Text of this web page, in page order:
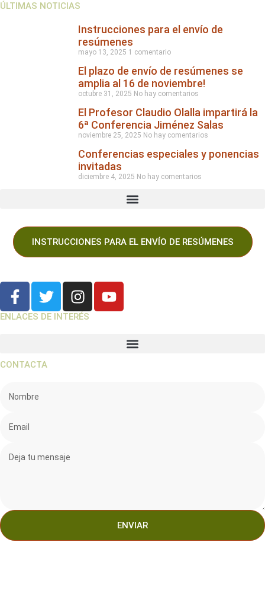
ÚLTIMAS NOTICIAS
Instrucciones para el envío de
resúmenes
mayo 13, 2025 1 comentario
El plazo de envío de resúmenes se
amplia al 16 de noviembre!
octubre 31, 2025 No hay comentarios
El Profesor Claudio Olalla impartirá la
6ª Conferencia Jiménez Salas
noviembre 25, 2025 No hay comentarios
Conferencias especiales y ponencias
invitadas
diciembre 4, 2025 No hay comentarios
INSTRUCCIONES PARA EL ENVÍO DE RESÚMENES
ENLACES DE INTERÉS
CONTACTA
ENVIAR